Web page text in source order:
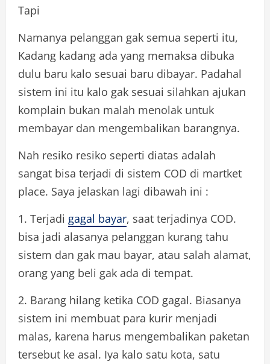
Tapi
Namanya pelanggan gak semua seperti itu,
Kadang kadang ada yang memaksa dibuka
dulu baru kalo sesuai baru dibayar. Padahal
sistem ini itu kalo gak sesuai silahkan ajukan
komplain bukan malah menolak untuk
membayar dan mengembalikan barangnya.
Nah resiko resiko seperti diatas adalah
sangat bisa terjadi di sistem COD di martket
place. Saya jelaskan lagi dibawah ini :
1. Terjadi gagal bayar, saat terjadinya COD.
bisa jadi alasanya pelanggan kurang tahu
sistem dan gak mau bayar, atau salah alamat,
orang yang beli gak ada di tempat.
2. Barang hilang ketika COD gagal. Biasanya
sistem ini membuat para kurir menjadi
malas, karena harus mengembalikan paketan
tersebut ke asal. Iya kalo satu kota, satu